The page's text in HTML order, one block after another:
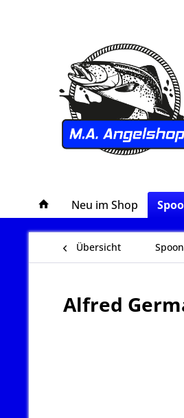
Neu im Shop
Übersicht
Alfred